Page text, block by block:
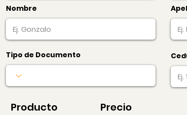
Nombre
Tipo de Documento
Producto
Precio